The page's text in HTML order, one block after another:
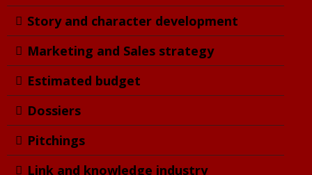
Story and character development
Marketing and Sales strategy
Estimated budget
Dossiers
Pitchings
Link and knowledge industry